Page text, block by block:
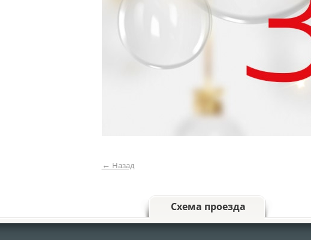
← Назад
Схема проезда